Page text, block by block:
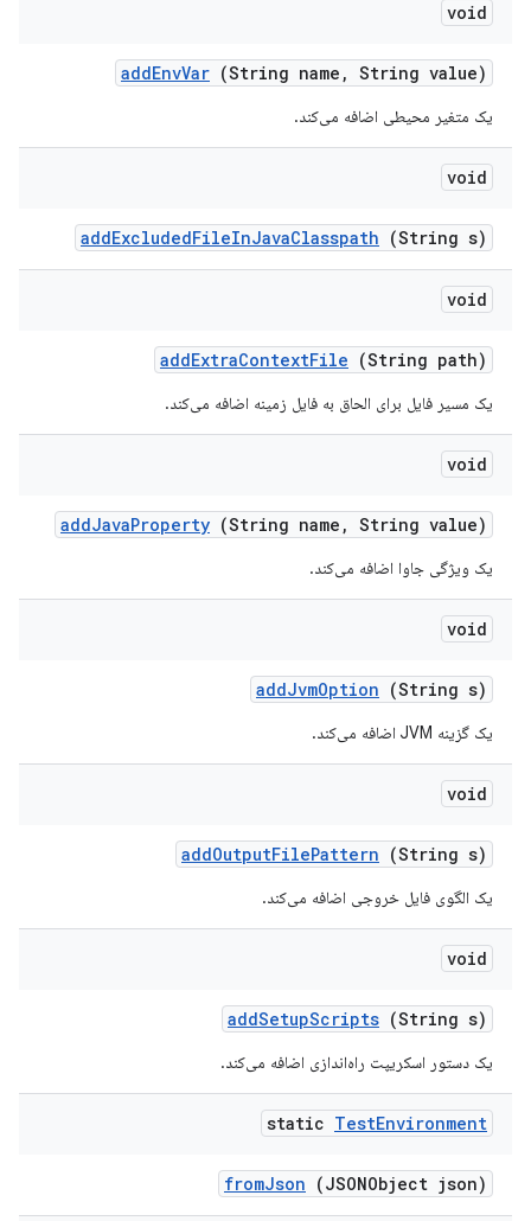
void
addEnvVar (String name , String value)
یک متغیر محیطی اضافه می‌کند.
void
addExcludedFileInJavaClasspath (String s)
void
addExtraContextFile (String path)
یک مسیر فایل برای الحاق به فایل زمینه اضافه می‌کند.
void
addJavaProperty (String name , String value)
یک ویژگی جاوا اضافه می‌کند.
void
addJvmOption (String s)
یک گزینه JVM اضافه می‌کند.
void
addOutputFilePattern (String s)
یک الگوی فایل خروجی اضافه می‌کند.
void
addSetupScripts (String s)
یک دستور اسکریپت راه‌اندازی اضافه می‌کند.
static TestEnvironment
fromJson (JSONObject json)